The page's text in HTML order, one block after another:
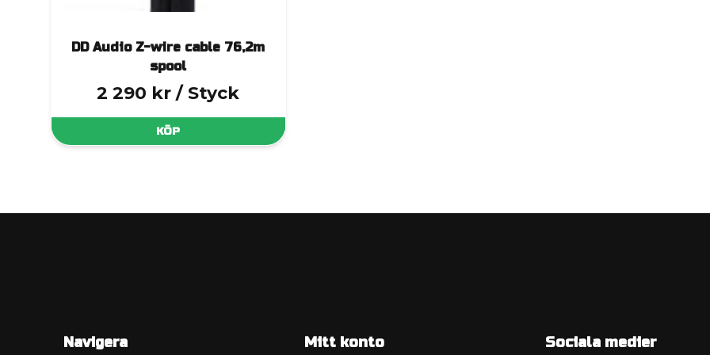
DD Audio Z-wire cable 76,2m
spool
2 290 kr / Styck
KÖP
Navigera Mitt konto Sociala medier